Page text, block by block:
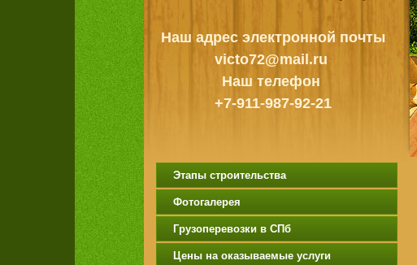
Наш адрес электронной почты
victo72@mail.ru
Наш телефон
+7-911-987-92-21
Этапы строительства
Фотогалерея
Грузоперевозки в СПб
Цены на оказываемые услуги